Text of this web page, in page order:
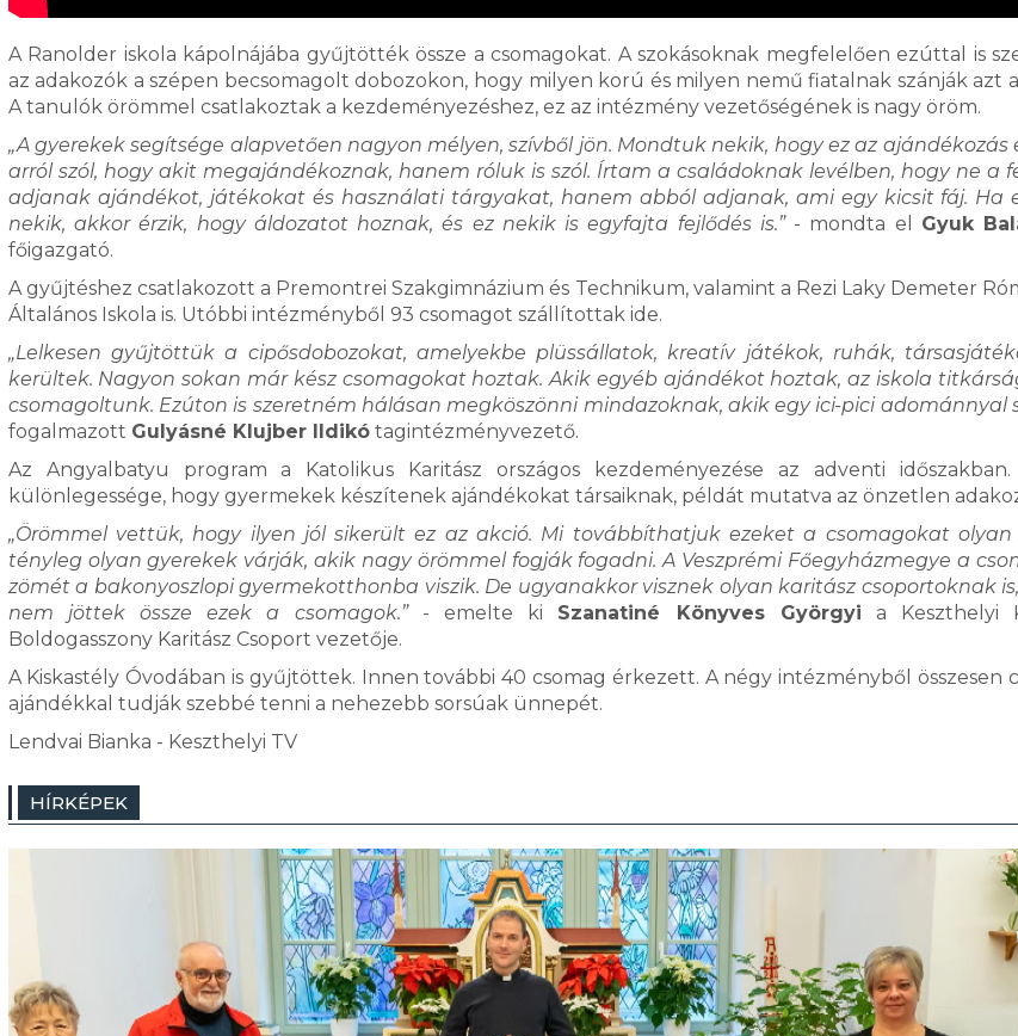
A Ranolder iskola kápolnájába gyűjtötték össze a csomagokat. A szokásoknak megfelelően ezúttal is
az adakozók a szépen becsomagolt dobozokon, hogy milyen korú és milyen nemű fiatalnak szánják azt
A tanulók örömmel csatlakoztak a kezdeményezéshez, ez az intézmény vezetőségének is nagy öröm.
„A gyerekek segítsége alapvetően nagyon mélyen, szívből jön. Mondtuk nekik, hogy ez az ajándékozás
arról szól, hogy akit megajándékoznak, hanem róluk is szól. Írtam a családoknak levélben, hogy ne a
adjanak ajándékot, játékokat és használati tárgyakat, hanem abból adjanak, ami egy kicsit fáj. Ha
nekik, akkor érzik, hogy áldozatot hoznak, és ez nekik is egyfajta fejlődés is.”- mondta el Gyuk
főigazgató.
A gyűjtéshez csatlakozott a Premontrei Szakgimnázium és Technikum, valamint a Rezi Laky Demeter
Általános Iskola is. Utóbbi intézményből 93 csomagot szállítottak ide.
„Lelkesen gyűjtöttük a cipősdobozokat, amelyekbe plüssállatok, kreatív játékok, ruhák,
kerültek. Nagyon sokan már kész csomagokat hoztak. Akik egyéb ajándékot hoztak, az iskola
csomagoltunk. Ezúton is szeretném hálásan megköszönni mindazoknak, akik egy ici-pici adománnyal
fogalmazott Gulyásné Klujber Ildikótagintézményvezető.
Az Angyalbatyu program a Katolikus Karitász országos kezdeményezése az adventi
különlegessége, hogy gyermekek készítenek ajándékokat társaiknak, példát mutatva az önzetlen
„Örömmel vettük, hogy ilyen jól sikerült ez az akció. Mi továbbíthatjuk ezeket a csomagokat olyan
tényleg olyan gyerekek várják, akik nagy örömmel fogják fogadni. A Veszprémi Főegyházmegye a
zömét a bakonyoszlopi gyermekotthonba viszik. De ugyanakkor visznek olyan karitász csoportoknak
nem jöttek össze ezek a csomagok.”- emelte ki Szanatiné Könyves Györgyi a Keszthelyi
Boldogasszony Karitász Csoport vezetője.
A Kiskastély Óvodában is gyűjtöttek. Innen további 40 csomag érkezett. A négy intézményből összesen
ajándékkal tudják szebbé tenni a nehezebb sorsúak ünnepét.
Lendvai Bianka - Keszthelyi TV
HÍRKÉPEK